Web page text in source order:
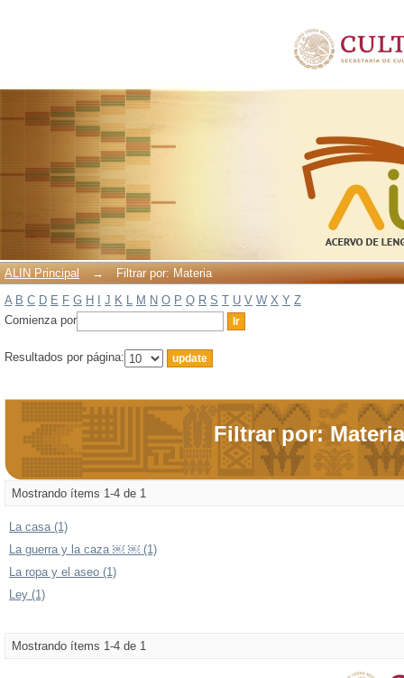
ALIN Principal →
Filtrar por: Materia
A B C D E F G H J K L M N O P Q R S T U V W X Y Z
Comienza por
Resultados por página:
Filtrar por: Materia
Mostrando ítems 1-4 de 1
La casa (1)
La guerra y la caza ￼ ￼ (1)
La ropa y el aseo (1)
Ley (1)
Mostrando ítems 1-4 de 1